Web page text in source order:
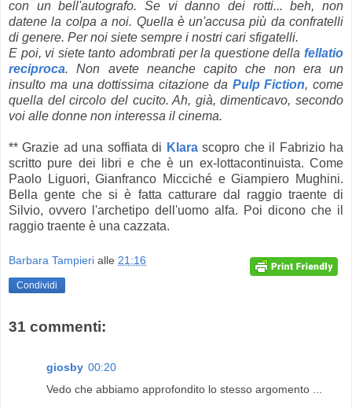
con un bell'autografo. Se vi danno dei rotti... beh, non
datene la colpa a noi. Quella è un'accusa più da confratelli
di genere. Per noi siete sempre i nostri cari sfigatelli.
E poi, vi siete tanto adombrati per la questione della fellatio
reciproca. Non avete neanche capito che non era un
insulto ma una dottissima citazione da Pulp Fiction, come
quella del circolo del cucito. Ah, già, dimenticavo, secondo
voi alle donne non interessa il cinema.
** Grazie ad una soffiata di Klarascopro che il Fabrizio ha
scritto pure dei libri e che è un ex-lottacontinuista. Come
Paolo Liguori, Gianfranco Micciché e Giampiero Mughini.
Bella gente che si è fatta catturare dal raggio traente di
Silvio, ovvero l'archetipo dell'uomo alfa. Poi dicono che il
raggio traente è una cazzata.
Barbara Tampieri alle 21:16
Condividi
31 commenti:
giosby 00:20
Vedo che abbiamo approfondito lo stesso argomento ...